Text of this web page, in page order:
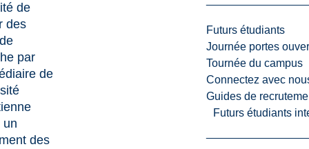
Futurs étudiants
Journée portes
Tournée du campus
Connectez avec
Guides de
Futurs étudiants
de
des
par
de
un
des